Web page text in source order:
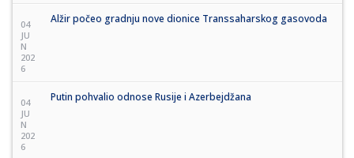
04
JU
N
202
6
Alžir počeo gradnju nove dionice Transsaharskog gasovoda
04
JU
N
202
6
Putin pohvalio odnose Rusije i Azerbejdžana